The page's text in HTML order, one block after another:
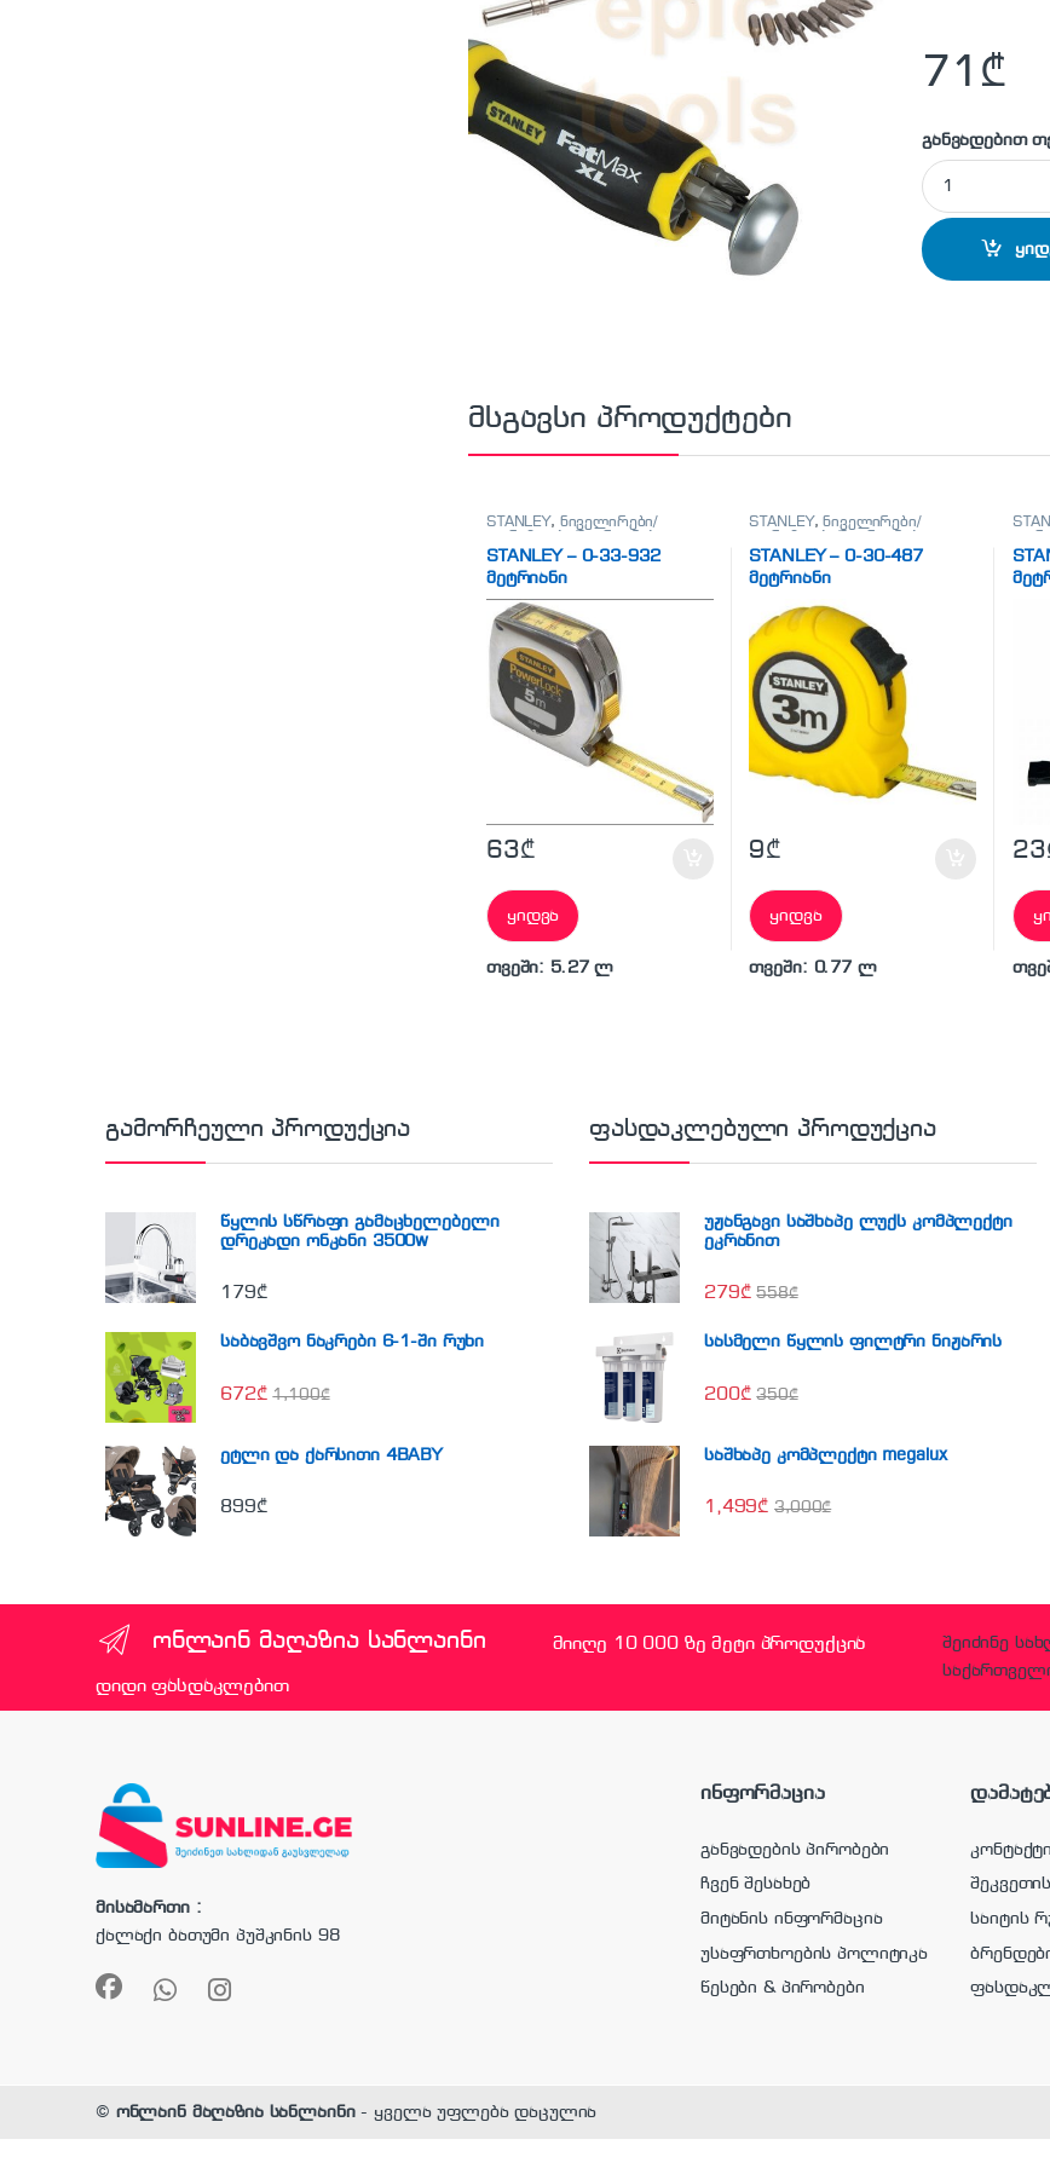
71 ₾
განვადებით
STANLEY - 0-
მსგავსი პროდუქტები
STANLEY, ნიველირები/
STANLEY – 0-33-932
მეტრიანი
63₾
ყიდვა
თვეში: 5.27 ლ
STANLEY,ნიველირები/
STANLEY – 0-30-487
მეტრიანი
9₾
ყიდვა
თვეში: 0.77 ლ
23
გამორჩეული პროდუქცია
წყლის სწრაფი გამაცხელებელი
დრეკადი ონკანი 3500w
179₾
საბავშვო ნაკრები 6-1-ში რუხი
672₾ 1,100₾
ეტლი და ქარსითი 4BABY
899₾
ფასდაკლებული პროდუქცია
უჟანგავი საშხაპე ლუქს კომპლექტი
ეკრანით
279₾ 558₾
სასმელი წყლის ფილტრი ნიჟარის
200₾ 350₾
საშხაპე კომპლექტი megalux
1,499₾ 3,000₾
ონლაინ მაღაზია სანლაინი მიიღე 10 000 ზე მეტი პროდუქცია
დიდი ფასდაკლებით
შეიძინე
მისამართი :
ქალაქი ბათუმი პუშკინის 98
ინფორმაცია
განვადების პირობები
ჩვენ შესახებ
მიტანის ინფორმაცია
უსაფრთხოების პოლიტიკა
წესები & პირობები
კონტაქტი
საიტის
© ონლაინ მაღაზია სანლაინი- ყველა უფლება დაცულია